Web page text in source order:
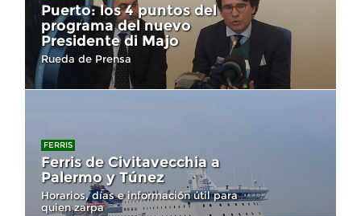
Puerto: los 4 puntos del
programa del nuevo
Presidente di Majo
Rueda de Prensa
FERRIS
Ferris de Civitavecchia a
Palermo y Túnez
Horarios, días e información útil para
quien zarpa